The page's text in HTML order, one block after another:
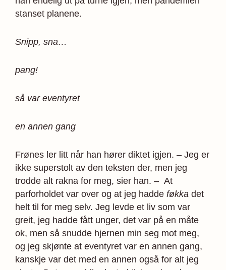
stanset planene.
Snipp, sna…
pang!
så var eventyret
en annen gang
Frønes ler litt når han hører diktet igjen. – Jeg er
ikke superstolt av den teksten der, men jeg
trodde alt rakna for meg, sier han. – At
parforholdet var over og at jeg hadde føkka det
helt til for meg selv. Jeg levde et liv som var
greit, jeg hadde fått unger, det var på en måte
ok, men så snudde hjernen min seg mot meg,
og jeg skjønte at eventyret var en annen gang,
kanskje var det med en annen også for alt jeg